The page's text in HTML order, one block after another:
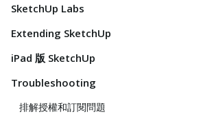
SketchUp Labs
Extending SketchUp
iPad 版 SketchUp
Troubleshooting
排解授權和訂閱問題